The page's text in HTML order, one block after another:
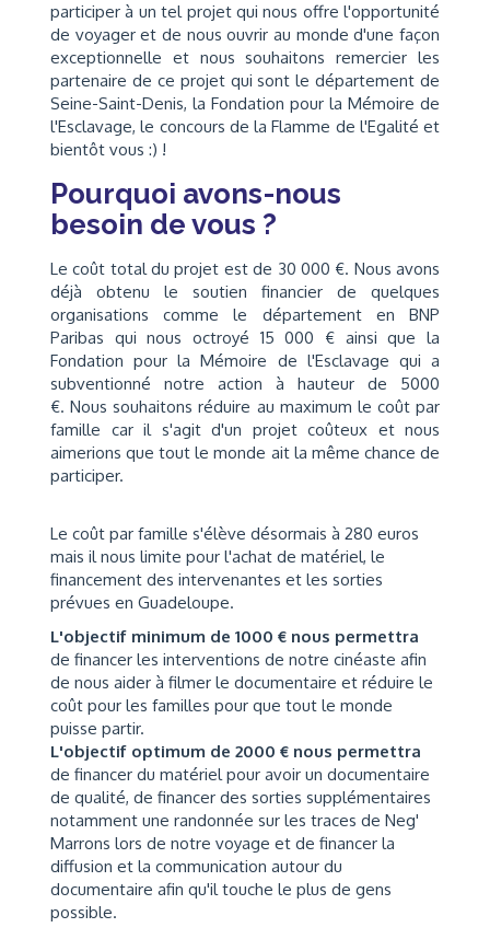
participer à un tel projet qui nous offre l'opportunité
de voyager et de nous ouvrir au monde d'une façon
exceptionnelle et nous souhaitons remercier les
partenaire de ce projet qui sont le département de
Seine-Saint-Denis, la Fondation pour la Mémoire de
l'Esclavage, le concours de la Flamme de l'Egalité et
bientôt vous :) !
Pourquoi avons-nous
besoin de vous ?
Le coût total du projet est de 30 000 €. Nous avons
déjà obtenu le soutien financier de quelques
organisations comme le département en BNP
Paribas qui nous octroyé 15 000 € ainsi que la
Fondation pour la Mémoire de l'Esclavage qui a
subventionné notre action à hauteur de 5000
€. Nous souhaitons réduire au maximum le coût par
famille car il s'agit d'un projet coûteux et nous
aimerions que tout le monde ait la même chance de
participer.
Le coût par famille s'élève désormais à 280 euros
mais il nous limite pour l'achat de matériel, le
financement des intervenantes et les sorties
prévues en Guadeloupe.
L'objectif minimum de 1000 € nous permettra
de financer les interventions de notre cinéaste afin
de nous aider à filmer le documentaire et réduire le
coût pour les familles pour que tout le monde
puisse partir.
L'objectif optimum de 2000 € nous permettra
de financer du matériel pour avoir un documentaire
de qualité, de financer des sorties supplémentaires
notamment une randonnée sur les traces de Neg'
Marrons lors de notre voyage et de financer la
diffusion et la communication autour du
documentaire afin qu'il touche le plus de gens
possible.